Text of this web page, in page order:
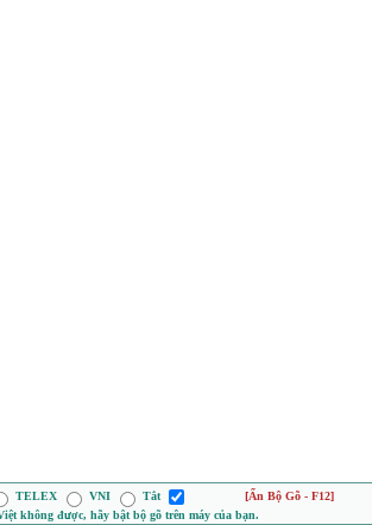
TELEX VNI Tắt
[Ẩn Bộ Gõ - F12]
không được, hãy bật bộ gõ trên máy của bạn.